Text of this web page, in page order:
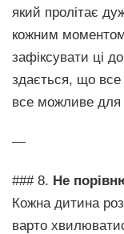
який пролітає
кожним
зафіксувати ці
здається, що все
все можливе для
—
### 8. Не
Кожна дитина
варто